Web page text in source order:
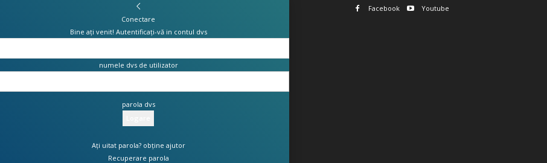
Facebook
Youtube
Conectare
Bine ați venit! Autentificați-vă in contul dvs
numele dvs de utilizator
parola dvs
Ați uitat parola? obține ajutor
Recuperare parola